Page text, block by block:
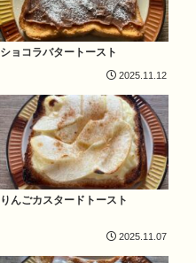
ショコラバタートースト
2025.11.12
りんごカスタードトースト
2025.11.07